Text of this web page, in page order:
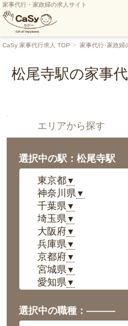
家事代行・家政婦の求人サイト
CaSy 家事代行求人 TOP 家事代行･家政婦
松尾寺駅の家事
エリアから探す
選択中の駅：松尾寺駅
東京都▼
神奈川県 ▼
千葉県 ▼
埼玉県 ▼
大阪府▼
兵庫県 ▼
京都府▼
宮城県 ▼
愛知県 ▼
岡山県▼
広島県▼
選択中の職種：———